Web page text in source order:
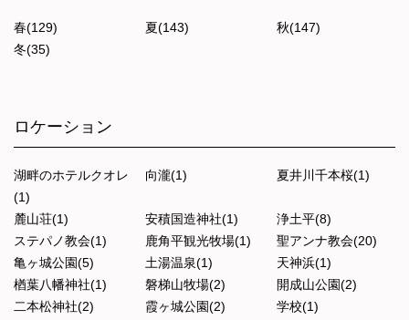
春(129) 夏(143)
秋(147)
冬(35)
ロケーション
湖畔のホテルクオレ
(1)
向瀧(1) 夏井川千本桜(1)
麓山荘(1) 安積国造神社(1)
浄土平(8)
ステパノ教会(1)
鹿角平観光牧場(1)
聖アンナ教会(20)
亀ヶ城公園(5)
土湯温泉(1)
天神浜(1)
楢葉八幡神社(1)
磐梯山牧場(2)
開成山公園(2)
二本松神社(2)
霞ヶ城公園(2)
学校(1)